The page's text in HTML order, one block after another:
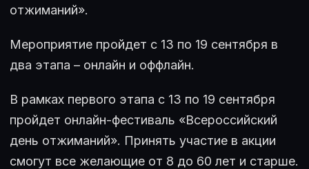
отжиманий».
Мероприятие пройдет с 13 по 19 сентября в
два этапа – онлайн и оффлайн.
В рамках первого этапа с 13 по 19 сентября
пройдет онлайн-фестиваль «Всероссийский
день отжиманий». Принять участие в акции
смогут все желающие от 8 до 60 лет и старше.